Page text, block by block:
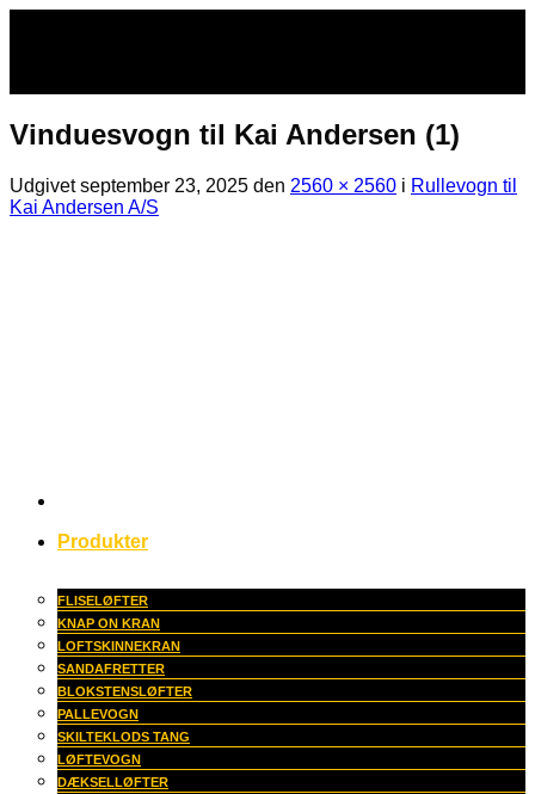
Produkter
FLISELØFTER
KNAP ON KRAN
LOFTSKINNEKRAN
SANDAFRETTER
BLOKSTENSLØFTER
PALLEVOGN
SKILTEKLODS TANG
LØFTEVOGN
DÆKSELLØFTER
Vinduesvogn til Kai Andersen (1)
Udgivetseptember 23, 2025 den 2560 × 2560 i Rullevogn til
Kai Andersen A/S